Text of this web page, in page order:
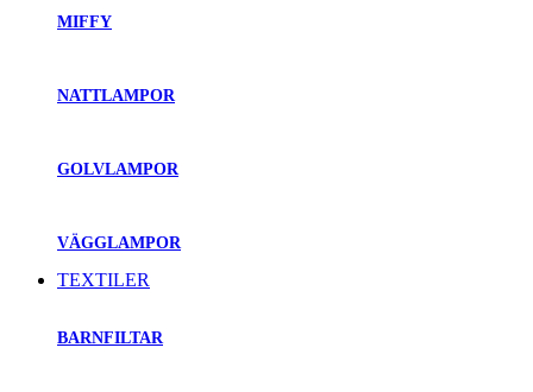
MIFFY
NATTLAMPOR
GOLVLAMPOR
VÄGGLAMPOR
TEXTILER
BARNFILTAR